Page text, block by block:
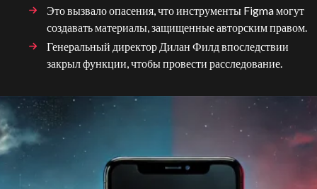
Это вызвало опасения, что инструменты Figma могут
создавать материалы, защищенные авторским правом.
Генеральный директор Дилан Филд впоследствии
закрыл функции, чтобы провести расследование.